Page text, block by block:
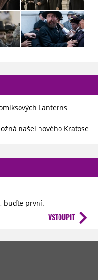
Lanterns
našel nového Kratose
buďte první.
VSTOUPIT